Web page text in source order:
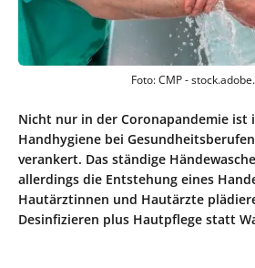
Foto: CMP -
Nicht nur in der Coronapandemie ist
Handhygiene bei
verankert. Das ständige
allerdings die Entstehung eines
Hautärztinnen und Hautärzte
Desinfizieren plus Hautpflege statt